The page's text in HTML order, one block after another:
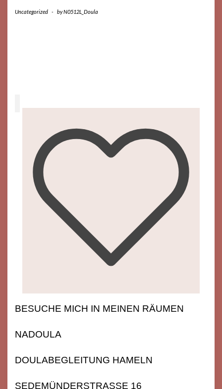
Uncategorized - byN0512L_Doula
BESUCHE MICH IN MEINEN RÄUMEN
NADOULA
DOULABEGLEITUNG HAMELN
SEDEMÜNDERSTRASSE 16